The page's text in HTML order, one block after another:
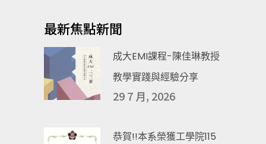
最新焦點新聞
成大EMI課程-陳佳琳教授
教學實踐與經驗分享
29 7 月, 2026
恭賀!!本系榮獲工學院115